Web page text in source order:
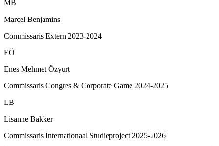
MB
Marcel Benjamins
Commissaris Extern 2023-2024
EÖ
Enes Mehmet Özyurt
Commissaris Congres & Corporate Game 2024-2025
LB
Lisanne Bakker
Commissaris Internationaal Studieproject 2025-2026